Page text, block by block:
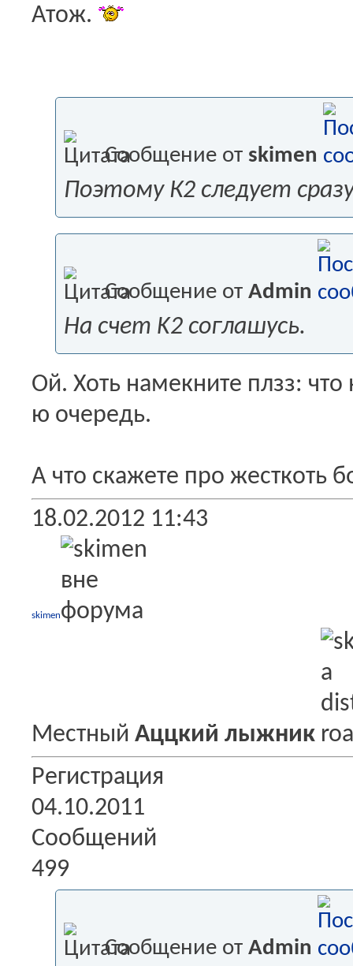
Атож.
Сообщение от skimen
Поэтому К2 следует
Сообщение от Admin
На счет K2 соглашусь.
Ой. Хоть намекните плзз:
ю очередь.
А что скажете про жесткоть
18.02.2012 11:43
skimen
Местный Аццкий лыжник
Регистрация
04.10.2011
Сообщений
499
Сообщение от Admin